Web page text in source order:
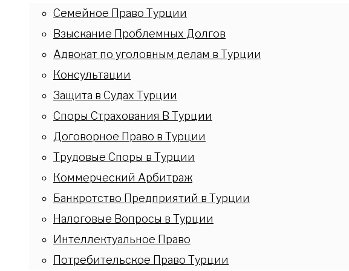
Семейное Право Турции
Взыскание Проблемных Долгов
Адвокат по уголовным делам в Турции
Консультации
Защита в Судах Турции
Споры Страхования В Турции
Договорное Право в Турции
Трудовые Споры в Турции
Коммерческий Арбитраж
Банкротство Предприятий в Турции
Налоговые Вопросы в Турции
Интеллектуальное Право
Потребительское Право Турции